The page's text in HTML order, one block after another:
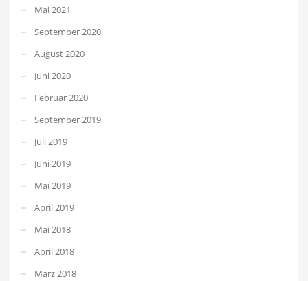
Mai 2021
September 2020
August 2020
Juni 2020
Februar 2020
September 2019
Juli 2019
Juni 2019
Mai 2019
April 2019
Mai 2018
April 2018
März 2018